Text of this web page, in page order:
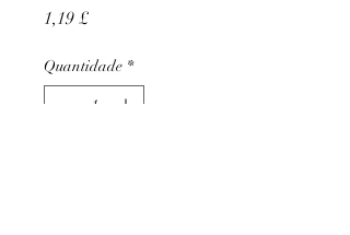
1,19 £Preço
Quantidade *